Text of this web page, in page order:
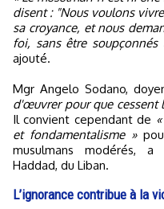
disent : "Nous voulons
sa croyance, et nous
foi, sans être
ajouté.
Mgr Angelo Sodano,
d'œuvrer pour que cessent
Il convient cependant de
et fondamentalisme »
musulmans modérés,
Haddad, du Liban.
L’ignorance contribue à la